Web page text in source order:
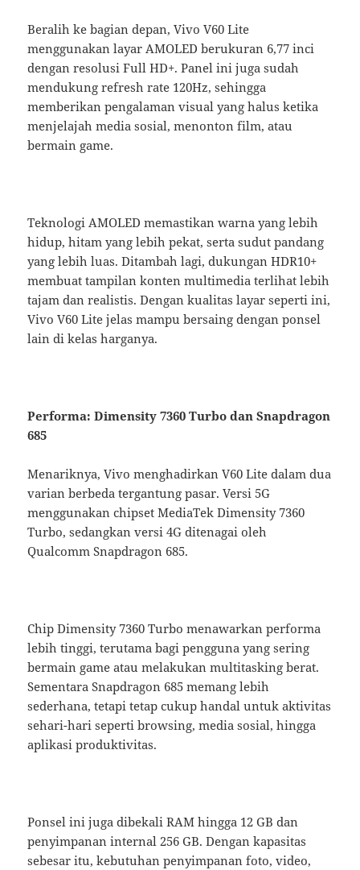
Beralih ke bagian depan, Vivo V60 Lite
menggunakan layar AMOLED berukuran 6,77 inci
dengan resolusi Full HD+. Panel ini juga sudah
mendukung refresh rate 120Hz, sehingga
memberikan pengalaman visual yang halus ketika
menjelajah media sosial, menonton film, atau
bermain game.
Teknologi AMOLED memastikan warna yang lebih
hidup, hitam yang lebih pekat, serta sudut pandang
yang lebih luas. Ditambah lagi, dukungan HDR10+
membuat tampilan konten multimedia terlihat lebih
tajam dan realistis. Dengan kualitas layar seperti ini,
Vivo V60 Lite jelas mampu bersaing dengan ponsel
lain di kelas harganya.
Performa: Dimensity 7360 Turbo dan Snapdragon
685
Menariknya, Vivo menghadirkan V60 Lite dalam dua
varian berbeda tergantung pasar. Versi 5G
menggunakan chipset MediaTek Dimensity 7360
Turbo, sedangkan versi 4G ditenagai oleh
Qualcomm Snapdragon 685.
Chip Dimensity 7360 Turbo menawarkan performa
lebih tinggi, terutama bagi pengguna yang sering
bermain game atau melakukan multitasking berat.
Sementara Snapdragon 685 memang lebih
sederhana, tetapi tetap cukup handal untuk aktivitas
sehari-hari seperti browsing, media sosial, hingga
aplikasi produktivitas.
Ponsel ini juga dibekali RAM hingga 12 GB dan
penyimpanan internal 256 GB. Dengan kapasitas
sebesar itu, kebutuhan penyimpanan foto, video,